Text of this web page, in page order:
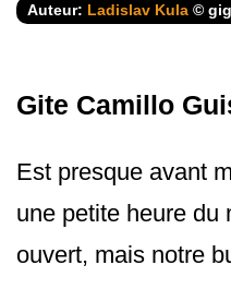
Auteur: Ladislav Kula ©
Gite Camillo
Est presque avant
une petite heure du
ouvert, mais notre